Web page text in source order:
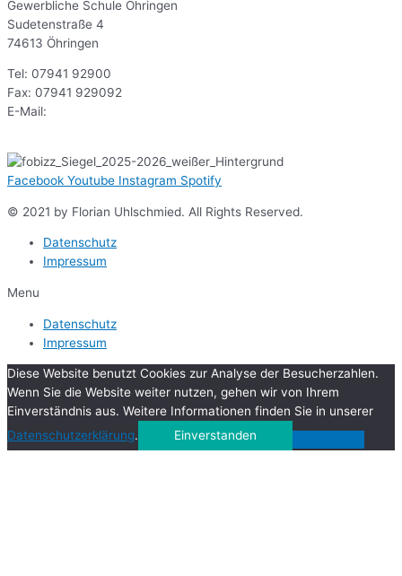
Gewerbliche Schule Öhringen
Sudetenstraße 4
74613 Öhringen
Tel: 07941 92900
Fax: 07941 929092
E-Mail:
Facebook Youtube Instagram Spotify
© 2021 by Florian Uhlschmied. All Rights Reserved.
Datenschutz
Impressum
Menu
Datenschutz
Impressum
Diese Website benutzt Cookies zur Analyse der Besucherzahlen.
Wenn Sie die Website weiter nutzen, gehen wir von Ihrem
Einverständnis aus. Weitere Informationen finden Sie in unserer
Datenschutzerklärung. Einverstanden